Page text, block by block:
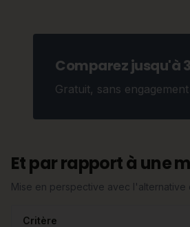
Comparez jusqu'à
Gratuit, sans
Et par rapport à une
Mise en perspective avec l'alternative
Critère